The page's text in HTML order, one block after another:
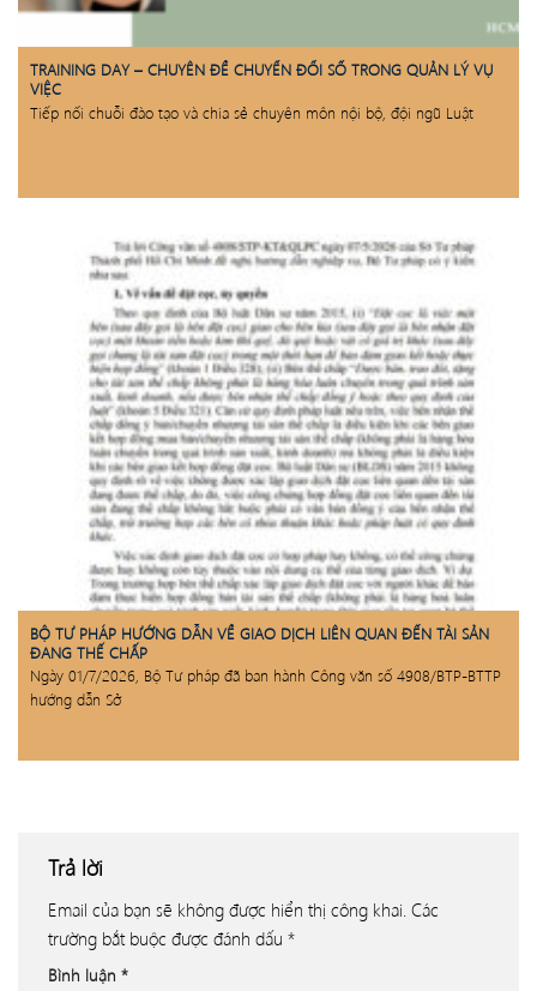
TRAINING DAY – CHUYÊN ĐỀ CHUYỂN ĐỔI SỐ TRONG QUẢN LÝ VỤ
VIỆC
Tiếp nối chuỗi đào tạo và chia sẻ chuyên môn nội bộ, đội ngũ Luật
BỘ TƯ PHÁP HƯỚNG DẪN VỀ GIAO DỊCH LIÊN QUAN ĐẾN TÀI SẢN
ĐANG THẾ CHẤP
Ngày 01/7/2026, Bộ Tư pháp đã ban hành Công văn số 4908/BTP-BTTP
hướng dẫn Sở
Trả lời
Email của bạn sẽ không được hiển thị công khai. Các
trường bắt buộc được đánh dấu *
Bình luận *